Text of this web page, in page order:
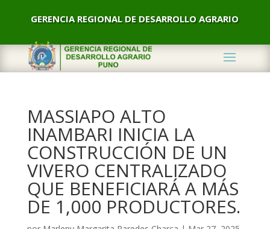
GERENCIA REGIONAL DE DESARROLLO AGRARIO
MASSIAPO ALTO
INAMBARI INICIA LA
CONSTRUCCIÓN DE UN
VIVERO CENTRALIZADO
QUE BENEFICIARÁ A MÁS
DE 1,000 PRODUCTORES.